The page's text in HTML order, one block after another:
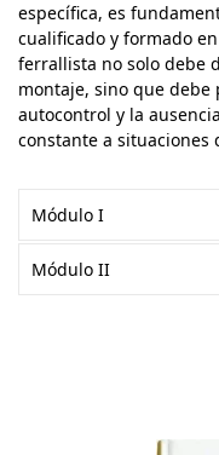
específica, es
cualificado y formado
ferrallista no solo debe
montaje, sino que debe
autocontrol y la
constante a situaciones
Módulo I
Módulo II